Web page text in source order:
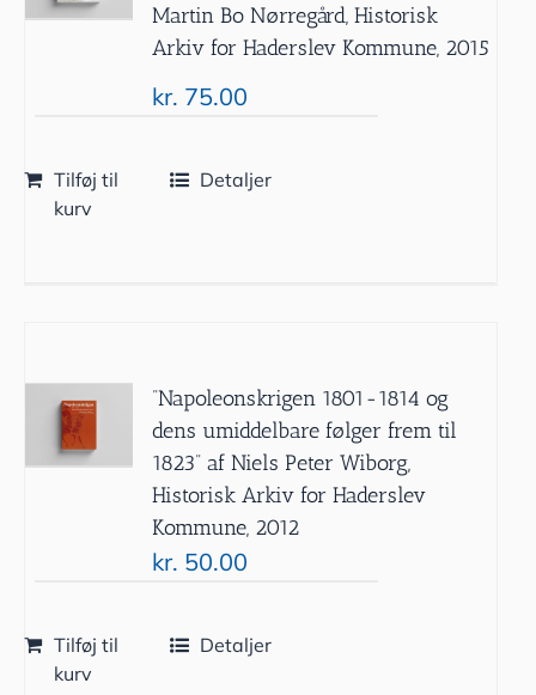
Martin Bo Nørregård, Historisk
Arkiv for Haderslev Kommune, 2015
kr. 75.00
Tilføj til
kurv
Detaljer
”Napoleonskrigen 1801-1814 og
dens umiddelbare følger frem til
1823” af Niels Peter Wiborg,
Historisk Arkiv for Haderslev
Kommune, 2012
kr. 50.00
Tilføj til
kurv
Detaljer